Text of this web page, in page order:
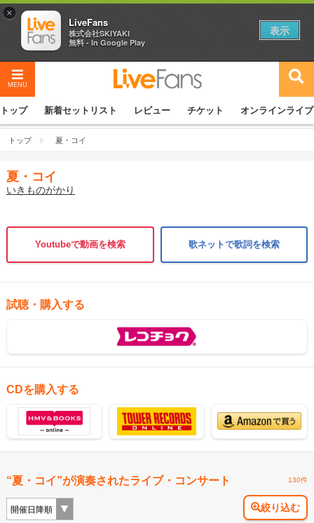
MENU
トップ 新着セットリスト レビュー チケット オンラインライブ
トップ 夏・コイ
夏・コイ
いきものがかり
Youtubeで動画を検索 歌ネットで歌詞を検索
試聴・購入する
CDを購入する
“夏・コイ”が演奏されたライブ・コンサート 130件
絞り込む
×
LiveFans
株式会社SKIYAKI
無料 - In Google Play
表示